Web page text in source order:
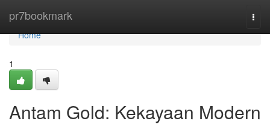
pr7bookmark
Home
Home
1
Antam Gold: Kekayaan Modern